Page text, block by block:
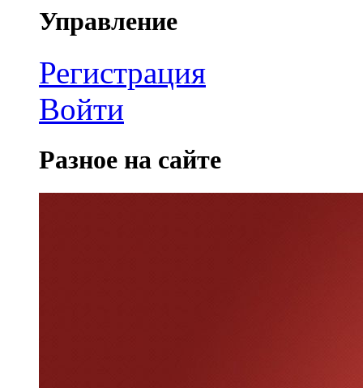
Управление
Регистрация
Войти
Разное на сайте